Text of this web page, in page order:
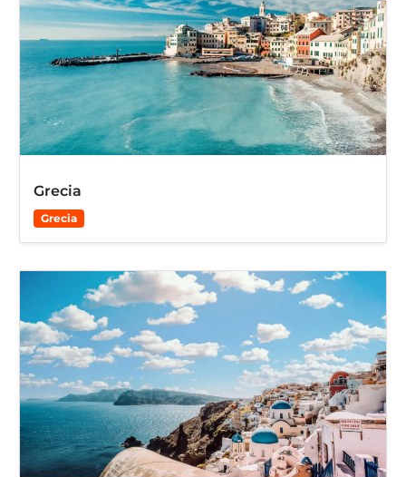
Grecia
Grecia